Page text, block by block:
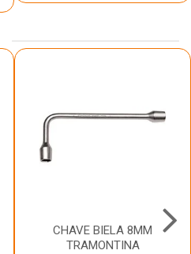
CHAVE BIELA 8MM
TRAMONTINA